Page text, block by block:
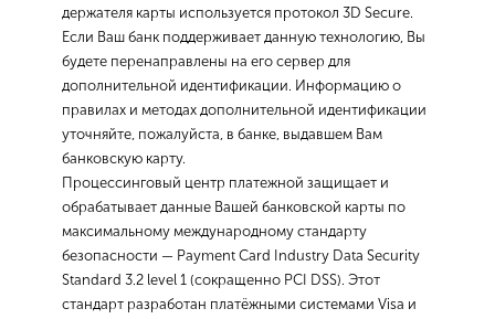
держателя карты используется протокол 3D Secure.
Если Ваш банк поддерживает данную технологию, Вы
будете перенаправлены на его сервер для
дополнительной идентификации. Информацию о
правилах и методах дополнительной идентификации
уточняйте, пожалуйста, в банке, выдавшем Вам
банковскую карту.
Процессинговый центр платежной защищает и
обрабатывает данные Вашей банковской карты по
максимальному международному стандарту
безопасности — Payment Card Industry Data Security
Standard 3.2 level 1 (сокращенно PCI DSS). Этот
стандарт разработан платёжными системами Visa и